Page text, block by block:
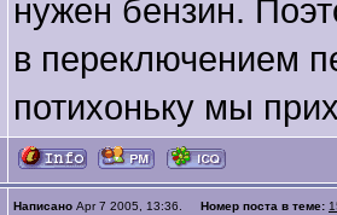
нужен бензин.
в переключением
потихоньку мы
Написано Apr 7 2005, 13:36. Номер поста в теме: